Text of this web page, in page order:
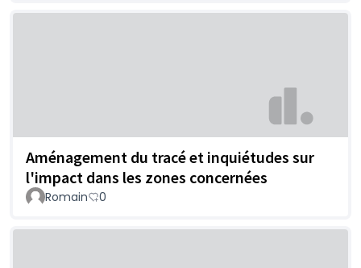
Aménagement du tracé et inquiétudes sur
l'impact dans les zones concernées
Romain 0